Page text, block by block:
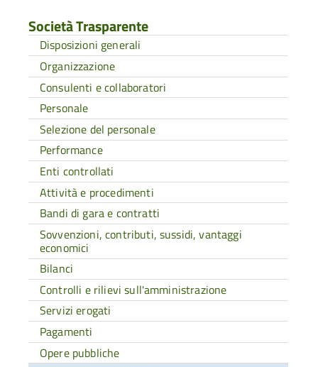
Società Trasparente
Disposizioni generali
Organizzazione
Consulenti e collaboratori
Personale
Selezione del personale
Performance
Enti controllati
Attività e procedimenti
Bandi di gara e contratti
Sovvenzioni, contributi, sussidi, vantaggi
economici
Bilanci
Controlli e rilievi sull'amministrazione
Servizi erogati
Pagamenti
Opere pubbliche